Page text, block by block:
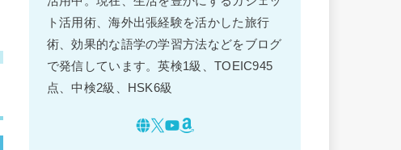
ト活用術、海外出張経験を活かした旅行
術、効果的な語学の学習方法などをブログ
で発信しています。英検1級、TOEIC945
点、中検2級、HSK6級